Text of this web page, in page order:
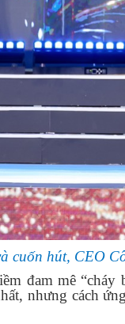
cuốn hút, CEO
đam mê “cháy
nhưng cách